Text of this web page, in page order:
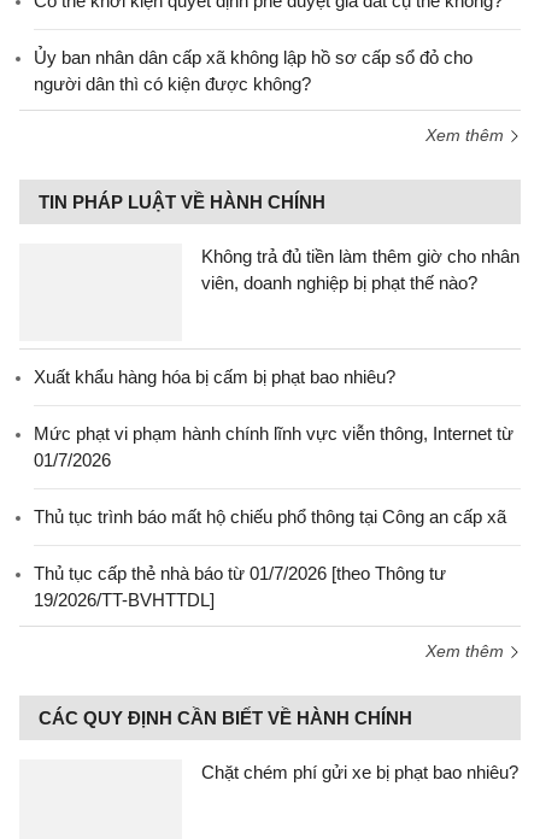
Ủy ban nhân dân cấp xã không lập hồ sơ cấp sổ đỏ cho
người dân thì có kiện được không?
Xem thêm
TIN PHÁP LUẬT VỀ HÀNH CHÍNH
Không trả đủ tiền làm thêm giờ cho nhân
viên, doanh nghiệp bị phạt thế nào?
Xuất khẩu hàng hóa bị cấm bị phạt bao nhiêu?
Mức phạt vi phạm hành chính lĩnh vực viễn thông, Internet từ
01/7/2026
Thủ tục trình báo mất hộ chiếu phổ thông tại Công an cấp xã
Thủ tục cấp thẻ nhà báo từ 01/7/2026 [theo Thông tư
19/2026/TT-BVHTTDL]
Xem thêm
CÁC QUY ĐỊNH CẦN BIẾT VỀ HÀNH CHÍNH
Chặt chém phí gửi xe bị phạt bao nhiêu?